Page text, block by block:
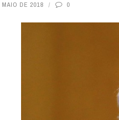
MAIO DE 2018 0